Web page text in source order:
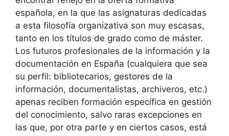
española, en la que las asignaturas dedicadas
a esta filosofía organizativa son muy escasas,
tanto en los títulos de grado como de máster.
Los futuros profesionales de la información y la
documentación en España (cualquiera que sea
su perfil: bibliotecarios, gestores de la
información, documentalistas, archiveros, etc.)
apenas reciben formación específica en gestión
del conocimiento, salvo raras excepciones en
las que, por otra parte y en ciertos casos, está